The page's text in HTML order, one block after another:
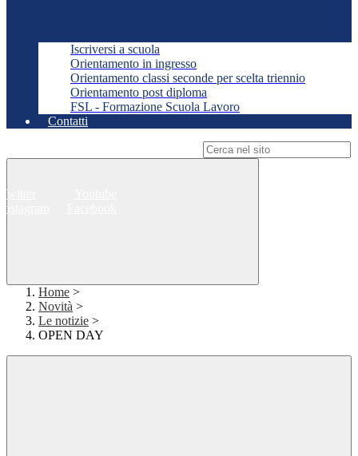
Iscriversi a scuola
Orientamento in ingresso
Orientamento classi seconde per scelta triennio
Orientamento post diploma
FSL - Formazione Scuola Lavoro
Contatti
Twitter
Instagram
Home >
Novità >
Le notizie >
OPEN DAY